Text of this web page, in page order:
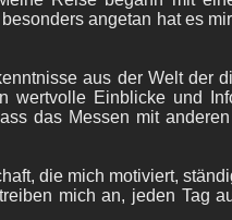
angetan hat es
aus der Welt der
wertvolle Einblicke und
das Messen mit
die mich motiviert,
mich an, jeden Tag